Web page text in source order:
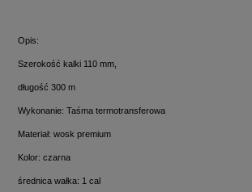
Opis:
Szerokość kalki 110 mm,
długość 300 m
Wykonanie: Taśma termotransferowa
Materiał: wosk premium
Kolor: czarna
średnica wałka: 1 cal